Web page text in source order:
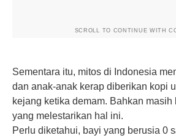
SCROLL TO CONTINUE WITH
Sementara itu, mitos di Indonesia
dan anak-anak kerap diberikan kopi
kejang ketika demam. Bahkan masih
yang melestarikan hal ini.
Perlu diketahui, bayi yang berusia 0